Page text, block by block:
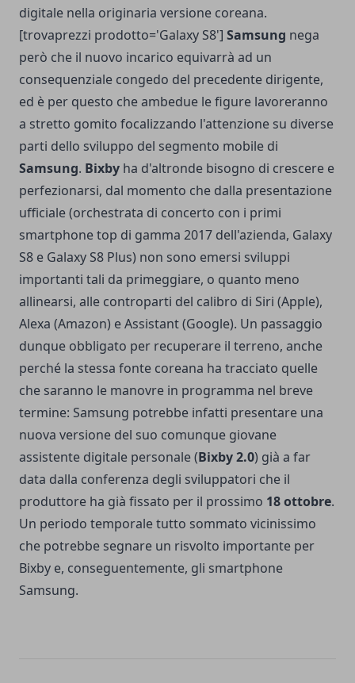
digitale nella originaria versione coreana.
[trovaprezzi prodotto='Galaxy S8'] Samsung nega
però che il nuovo incarico equivarrà ad un
consequenziale congedo del precedente dirigente,
ed è per questo che ambedue le figure lavoreranno
a stretto gomito focalizzando l'attenzione su diverse
parti dello sviluppo del segmento mobile di
Samsung. Bixby ha d'altronde bisogno di crescere e
perfezionarsi, dal momento che dalla presentazione
ufficiale (orchestrata di concerto con i primi
smartphone top di gamma 2017 dell'azienda, Galaxy
S8 e Galaxy S8 Plus) non sono emersi sviluppi
importanti tali da primeggiare, o quanto meno
allinearsi, alle controparti del calibro di Siri (Apple),
Alexa (Amazon) e Assistant (Google). Un passaggio
dunque obbligato per recuperare il terreno, anche
perché la stessa fonte coreana ha tracciato quelle
che saranno le manovre in programma nel breve
termine: Samsung potrebbe infatti presentare una
nuova versione del suo comunque giovane
assistente digitale personale (Bixby 2.0) già a far
data dalla conferenza degli sviluppatori che il
produttore ha già fissato per il prossimo 18 ottobre.
Un periodo temporale tutto sommato vicinissimo
che potrebbe segnare un risvolto importante per
Bixby e, conseguentemente, gli smartphone
Samsung.